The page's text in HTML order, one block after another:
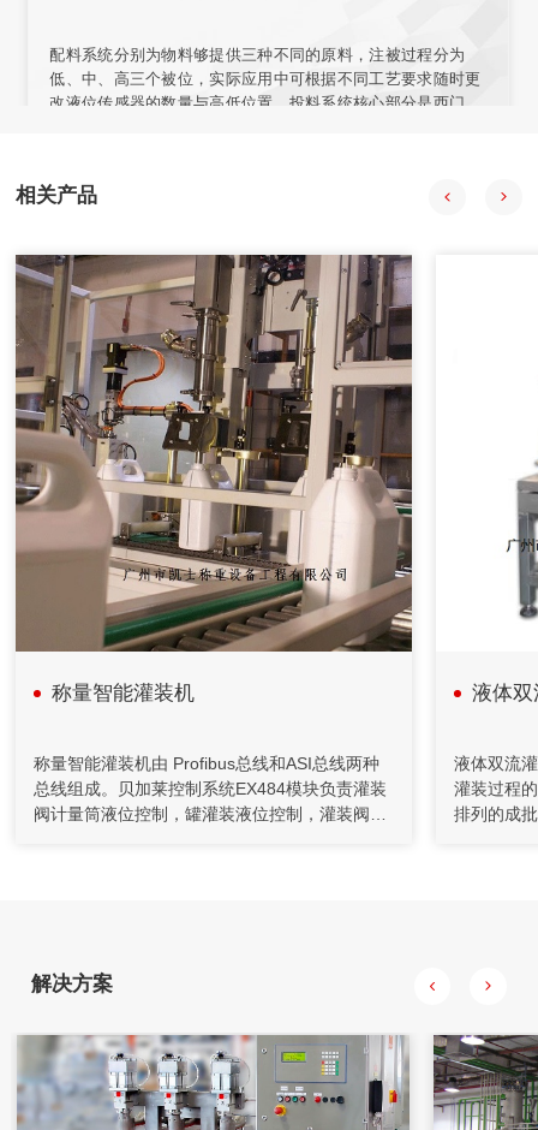
配料系统分别为物料够提供三种不同的原料，注被过程分为
低、中、高三个被位，实际应用中可根据不同工艺要求随时更
改液位传感器的数量与高低位置。投料系统核心部分是西门子
会获得数据并通过组态王特其同步显示。
2020年08月18日
自动配料系统采用中药工艺控制技术、计算机技术、信息技
术、现代检测技术、APC技术和专家系统，提供自动化整体解
决方案。
2020年08月18日
计算机在减重法施胶配料系统中的应用
在人造板减重法施胶计量监控过程中，采用计算机技术和PID
控制方法，完成系统的组态、设计、控制、管理等功能。配料
系统把单位时间内物料的前后重量差值转变为瞬时流量信号，
以该信号参与流量调节控制并进行物料累计积算管理。具有测
量精度高，重复性好，控制稳定等特点。在对施胶系统改造中
2020年04月26日
充填机通过螺旋给料机和计量装置送至搅拌桶，通过调节给料
机的转速来控制下料量。水管上装有流量计对水量进行计量，
相关产品
称量智能灌装机
称量智能灌装机由 Profibus总线和ASI总线两种
总线组成。贝加莱控制系统EX484模块负责灌装
阀计量筒液位控制，罐灌装液位控制，灌装阀气
液体
液体双流
灌装过程
排列的成
解决方案